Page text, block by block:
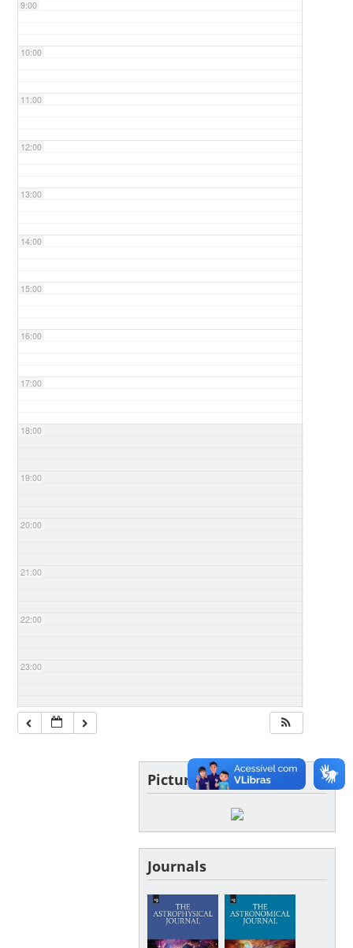
9:00
10:00
11:00
12:00
13:00
14:00
15:00
16:00
17:00
18:00
19:00
20:00
21:00
22:00
23:00
Picture of the day
Journals